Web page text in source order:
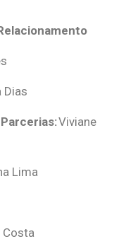
Dias
Viviane
Lima
Costa